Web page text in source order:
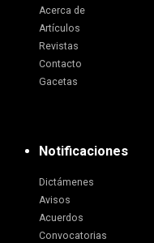
Acerca de
Artículos
Revistas
Contacto
Gacetas
Notificaciones
Dictámenes
Avisos
Acuerdos
Convocatorias